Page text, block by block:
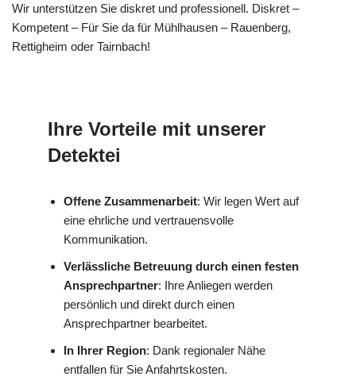
Wir unterstützen Sie diskret und professionell. Diskret –
Kompetent – Für Sie da für Mühlhausen – Rauenberg,
Rettigheim oder Tairnbach!
Ihre Vorteile mit unserer
Detektei
Offene Zusammenarbeit: Wir legen Wert auf
eine ehrliche und vertrauensvolle
Kommunikation.
Verlässliche Betreuung durch einen festen
Ansprechpartner: Ihre Anliegen werden
persönlich und direkt durch einen
Ansprechpartner bearbeitet.
In Ihrer Region: Dank regionaler Nähe
entfallen für Sie Anfahrtskosten.